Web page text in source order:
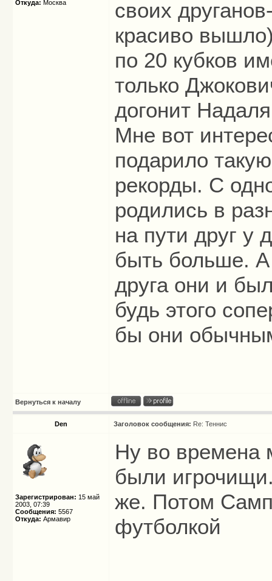
Откуда: Москва
своих
красиво
по 20 кубков
только
догонит
Мне вот
подарило
рекорды. С
родились в
на пути друг у
быть больше. А
друга они и
будь этого
бы они
Вернуться к началу
Den Заголовок сообщения: Re: Теннис
Зарегистрирован: 15 май
2003, 07:39
Сообщения: 5567
Откуда: Армавир
Ну во времена
были
же. Потом
футболкой